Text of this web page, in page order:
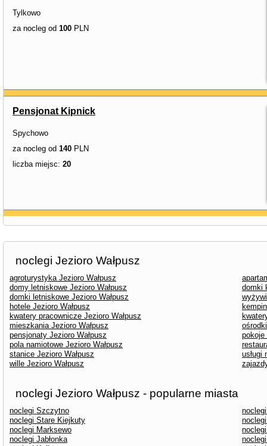
Tylkowo
za nocleg od 100 PLN
Pensjonat Kipnick
Spychowo
za nocleg od 140 PLN
liczba miejsc: 20
noclegi Jezioro Wałpusz
agroturystyka Jezioro Wałpusz
domy letniskowe Jezioro Wałpusz
domki
domki letniskowe Jezioro Wałpusz
hotele Jezioro Wałpusz
kwatery pracownicze Jezioro Wałpusz
mieszkania Jezioro Wałpusz
pensjonaty Jezioro Wałpusz
pokoje
pola namiotowe Jezioro Wałpusz
stanice Jezioro Wałpusz
usługi
wille Jezioro Wałpusz
noclegi Jezioro Wałpusz - popularne miasta
noclegi Szczytno
noclegi Stare Kiejkuty
noclegi Marksewo
noclegi Jabłonka